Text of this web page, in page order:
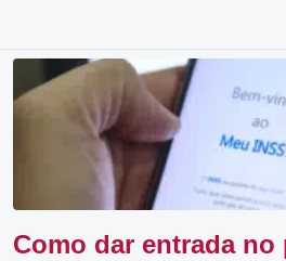
Como dar entrada no